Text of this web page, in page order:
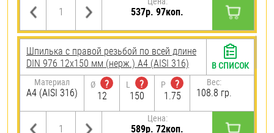
537р. 97коп.
Шпилька с правой резьбой по всей длине
DIN 976 12х150 мм (нерж.) A4 (AISI 316)
Материал
A4 (AISI 316)
Ø
?
12
L
?
150
P
?
1.75
Вес:
108.8 гр.
Цена:
589р. 72коп.
В СПИСОК